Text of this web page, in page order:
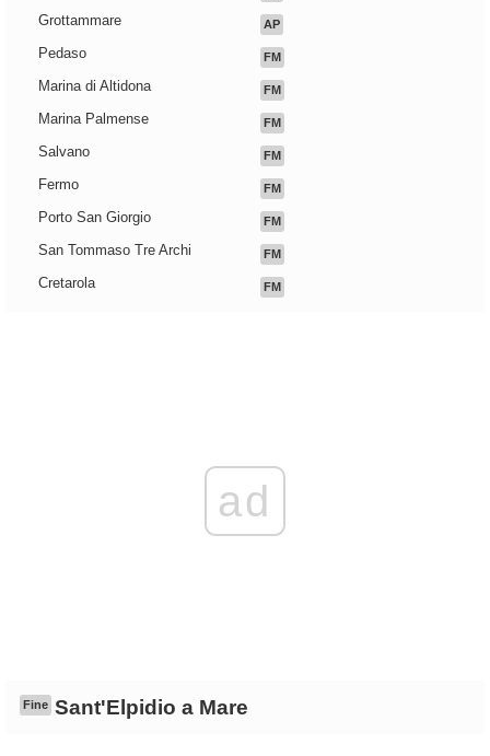
Grottammare AP
Pedaso FM
Marina di Altidona FM
Marina Palmense FM
Salvano FM
Fermo FM
Porto San Giorgio FM
San Tommaso Tre Archi FM
Cretarola FM
ad
Fine Sant'Elpidio a Mare